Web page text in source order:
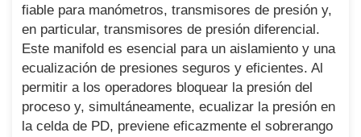
fiable para manómetros, transmisores de presión y,
en particular, transmisores de presión diferencial.
Este manifold es esencial para un aislamiento y una
ecualización de presiones seguros y eficientes. Al
permitir a los operadores bloquear la presión del
proceso y, simultáneamente, ecualizar la presión en
la celda de PD, previene eficazmente el sobrerango